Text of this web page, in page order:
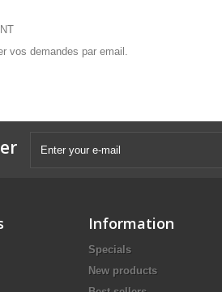
vos demandes par email.
Information
Specials
New products